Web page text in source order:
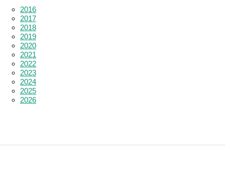
2016
2017
2018
2019
2020
2021
2022
2023
2024
2025
2026